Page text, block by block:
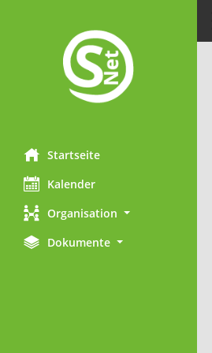
Startseite
Kalender
Organisation
Dokumente